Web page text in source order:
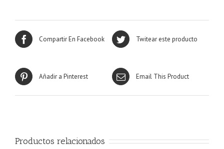
Compartir En Facebook Twitear este producto
Añadir a Pinterest Email This Product
Productos relacionados